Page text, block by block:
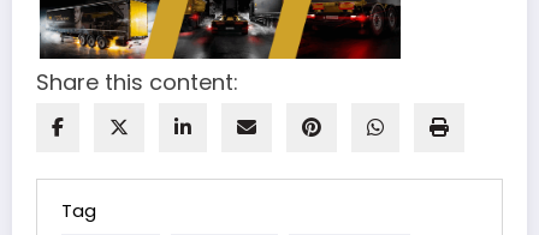
Share this content:
Tag